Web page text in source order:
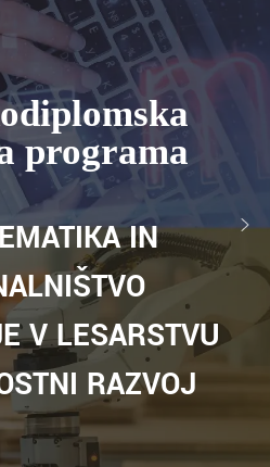
programa
IN
V LESARSTVU
RAZVOJ